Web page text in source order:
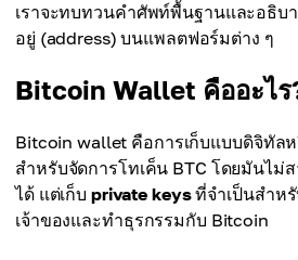
เราจะทบทวนคำศัพท์พื้นฐานและอธิ
อยู่ (address) บนแพลตฟอร์มต่าง ๆ
Bitcoin Wallet คืออะไร
Bitcoin wallet คือการเก็บแบบดิจิทัล
สำหรับจัดการโทเค็น BTC โดยมันไม่
ได้ แต่เก็บ private keysที่จำเป็นสำห
เจ้าของและทำธุรกรรมกับ Bitcoin